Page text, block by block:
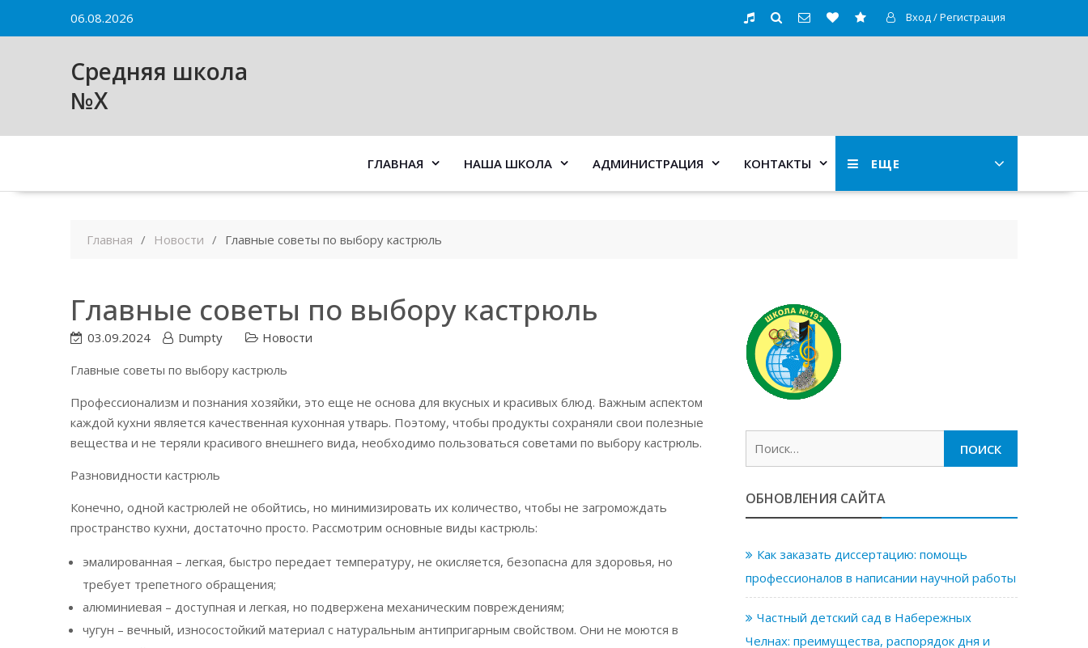
06.08.2026 Вход / Регистрация
Средняя школа
№X
ЕЩЕ
ГЛАВНАЯ НАША ШКОЛА АДМИНИСТРАЦИЯ КОНТАКТЫ
Главная Новости Главные советы по выбору кастрюль
Главные советы по выбору кастрюль
03.09.2024 Dumpty
Новости
Главные советы по выбору кастрюль
Профессионализм и познания хозяйки, это еще не основа для вкусных и красивых блюд. Важным аспектом
каждой кухни является качественная кухонная утварь. Поэтому, чтобы продукты сохраняли свои полезные
вещества и не теряли красивого внешнего вида, необходимо пользоваться советами по выбору кастрюль.
Разновидности кастрюль
Конечно, одной кастрюлей не обойтись, но минимизировать их количество, чтобы не загромождать
пространство кухни, достаточно просто. Рассмотрим основные виды кастрюль:
эмалированная – легкая, быстро передает температуру, не окисляется, безопасна для здоровья, но
требует трепетного обращения;
алюминиевая – доступная и легкая, но подвержена механическим повреждениям;
чугун – вечный, износостойкий материал с натуральным антипригарным свойством. Они не моются в
ОБНОВЛЕНИЯ САЙТА
Как заказать диссертацию: помощь
профессионалов в написании научной работы
Частный детский сад в Набережных
Челнах: преимущества, распорядок дня и